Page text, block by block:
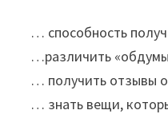
… способность
…различить
… получить отзывы
… знать вещи,